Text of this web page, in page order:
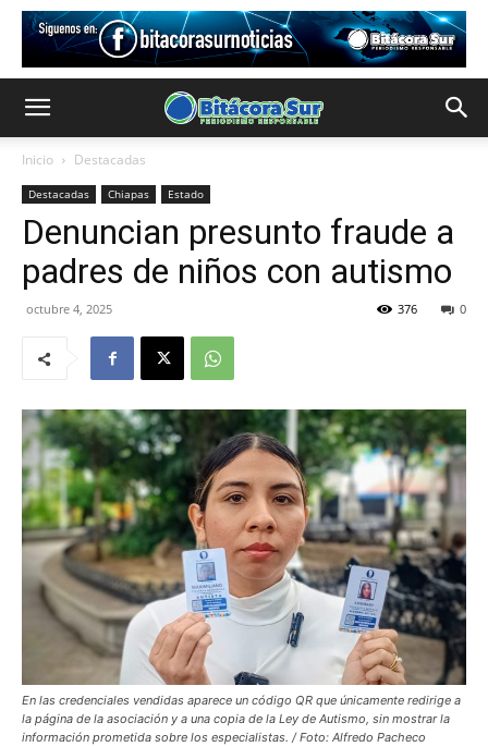
Inicio Destacadas
Destacadas Chiapas Estado
Denuncian presunto fraude a
padres de niños con autismo
octubre 4, 2025 0
376
En las credenciales vendidas aparece un código QR que únicamente redirige a
la página de la asociación y a una copia de la Ley de Autismo, sin mostrar la
información prometida sobre los especialistas. / Foto: Alfredo Pacheco